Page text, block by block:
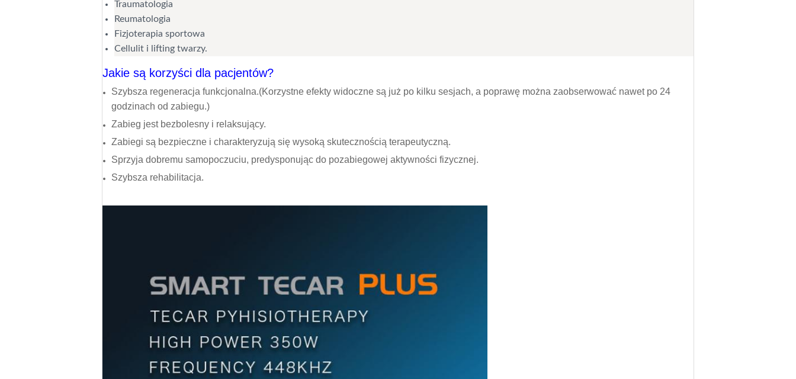
Traumatologia
Reumatologia
Fizjoterapia sportowa
Cellulit i lifting twarzy.
Jakie są korzyści dla pacjentów?
Szybsza regeneracja funkcjonalna.(Korzystne efekty widoczne są już po kilku sesjach, a poprawę można zaobserwować nawet po 24
godzinach od zabiegu.)
Zabieg jest bezbolesny i relaksujący.
Zabiegi są bezpieczne i charakteryzują się wysoką skutecznością terapeutyczną.
Sprzyja dobremu samopoczuciu, predysponując do pozabiegowej aktywności fizycznej.
Szybsza rehabilitacja.